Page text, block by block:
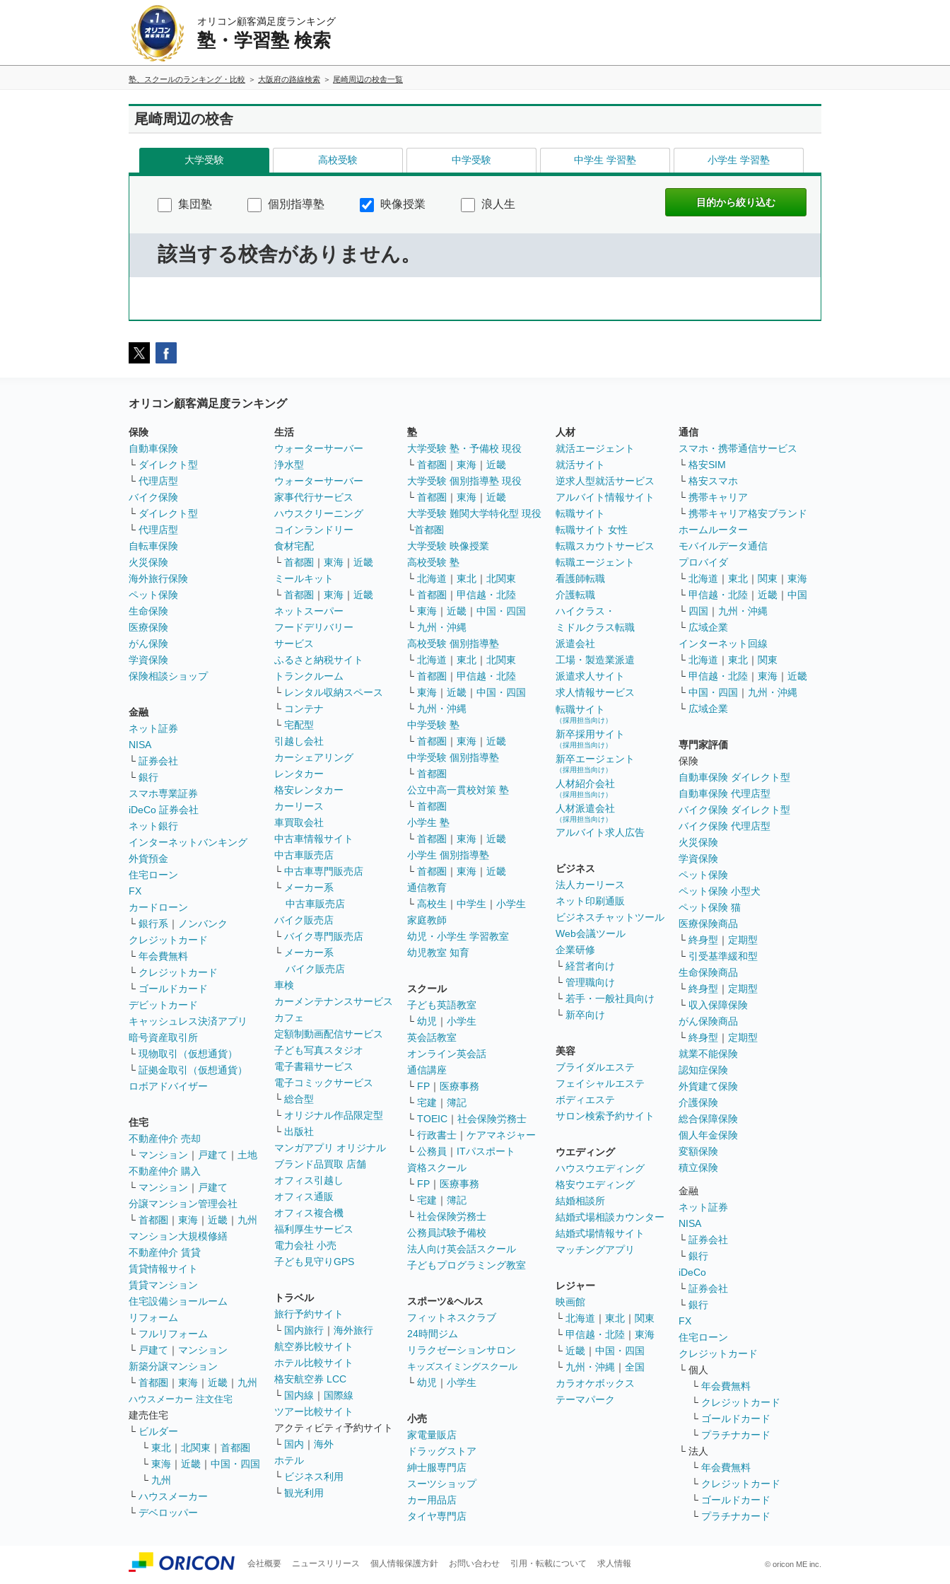
オリコン顧客満足度ランキング
塾・学習塾 検索
塾、スクールのランキング・比較 大阪府の路線検索 尾崎周辺の校舎一覧
尾崎周辺の校舎
大学受験 高校受験 中学受験 中学生 学習塾 小学生 学習塾
集団塾 個別指導塾 映像授業 浪人生
該当する校舎がありません。
オリコン顧客満足度ランキング
保険
自動車保険
└ ダイレクト型
└ 代理店型
バイク保険
└ ダイレクト型
└ 代理店型
自転車保険
火災保険
海外旅行保険
ペット保険
生命保険
医療保険
がん保険
学資保険
保険相談ショップ
金融
ネット証券
NISA
└ 証券会社
└ 銀行
スマホ専業証券
iDeCo 証券会社
ネット銀行
インターネットバンキング
外貨預金
住宅ローン
FX
カードローン
└ 銀行系 ｜
ノンバンク
クレジットカード
└ 年会費無料
└ クレジットカード
└ ゴールドカード
デビットカード
キャッシュレス決済アプリ
暗号資産取引所
└ 現物取引（仮想通貨）
└ 証拠金取引（仮想通貨）
ロボアドバイザー
住宅
不動産仲介 売却
└ マンション ｜ 戸建て ｜ 土地
不動産仲介 購入
└ マンション ｜ 戸建て
分譲マンション管理会社
└ 首都圏 ｜ 東海 ｜ 近畿 ｜ 九州
マンション大規模修繕
不動産仲介 賃貸
賃貸情報サイト
賃貸マンション
住宅設備ショールーム
リフォーム
└ フルリフォーム
└ 戸建て ｜ マンション
新築分譲マンション
└ 首都圏 ｜ 東海 ｜ 近畿 ｜ 九州
ハウスメーカー 注文住宅
建売住宅
└ ビルダー
└ 東北 ｜ 北関東 ｜ 首都圏
└ 東海 ｜ 近畿 ｜ 中国・四国
└ 九州
└ ハウスメーカー
└ デベロッパー
生活
ウォーターサーバー
浄水型
ウォーターサーバー
家事代行サービス
ハウスクリーニング
コインランドリー
食材宅配
└ 首都圏 ｜ 東海 ｜ 近畿
ミールキット
└ 首都圏 ｜ 東海 ｜ 近畿
ネットスーパー
フードデリバリー
サービス
ふるさと納税サイト
トランクルーム
└ レンタル収納スペース
└ コンテナ
└ 宅配型
引越し会社
カーシェアリング
レンタカー
格安レンタカー
カーリース
車買取会社
中古車情報サイト
中古車販売店
└ 中古車専門販売店
└ メーカー系
中古車販売店
バイク販売店
└ バイク専門販売店
└ メーカー系
バイク販売店
車検
カーメンテナンスサービス
カフェ
定額制動画配信サービス
子ども写真スタジオ
電子書籍サービス
電子コミックサービス
└ 総合型
└ オリジナル作品限定型
└ 出版社
マンガアプリ オリジナル
ブランド品買取 店舗
オフィス引越し
オフィス通販
オフィス複合機
福利厚生サービス
電力会社 小売
子ども見守りGPS
トラベル
旅行予約サイト
└ 国内旅行 ｜ 海外旅行
航空券比較サイト
ホテル比較サイト
格安航空券 LCC
└ 国内線 ｜ 国際線
ツアー比較サイト
アクティビティ予約サイト
└ 国内 ｜ 海外
ホテル
└ ビジネス利用
└ 観光利用
塾
大学受験 塾・予備校 現役
└ 首都圏 ｜ 東海 ｜ 近畿
大学受験 個別指導塾 現役
└ 首都圏 ｜ 東海 ｜ 近畿
大学受験 難関大学特化型 現役
└首都圏
大学受験 映像授業
高校受験 塾
└ 北海道 ｜ 東北 ｜ 北関東
└ 首都圏 ｜ 甲信越・北陸
└ 東海 ｜ 近畿 ｜ 中国・四国
└ 九州・沖縄
高校受験 個別指導塾
└ 北海道 ｜ 東北 ｜ 北関東
└ 首都圏 ｜ 甲信越・北陸
└ 東海 ｜ 近畿 ｜ 中国・四国
└ 九州・沖縄
中学受験 塾
└ 首都圏 ｜ 東海 ｜ 近畿
中学受験 個別指導塾
└ 首都圏
公立中高一貫校対策 塾
└ 首都圏
小学生 塾
└ 首都圏 ｜ 東海 ｜ 近畿
小学生 個別指導塾
└ 首都圏 ｜ 東海 ｜ 近畿
通信教育
└ 高校生 ｜ 中学生 ｜ 小学生
家庭教師
幼児・小学生 学習教室
幼児教室 知育
スクール
子ども英語教室
└ 幼児 ｜ 小学生
英会話教室
オンライン英会話
通信講座
└ FP ｜ 医療事務
└ 宅建 ｜ 簿記
└ TOEIC ｜ 社会保険労務士
└ 行政書士 ｜ ケアマネジャー
└ 公務員 ｜ ITパスポート
資格スクール
└ FP ｜ 医療事務
└ 宅建 ｜ 簿記
└ 社会保険労務士
公務員試験予備校
法人向け英会話スクール
子どもプログラミング教室
スポーツ&ヘルス
フィットネスクラブ
24時間ジム
リラクゼーションサロン
キッズスイミングスクール
└ 幼児 ｜ 小学生
小売
家電量販店
ドラッグストア
紳士服専門店
スーツショップ
カー用品店
タイヤ専門店
人材
就活エージェント
就活サイト
逆求人型就活サービス
アルバイト情報サイト
転職サイト
転職サイト 女性
転職スカウトサービス
転職エージェント
看護師転職
介護転職
ハイクラス・
ミドルクラス転職
派遣会社
工場・製造業派遣
派遣求人サイト
求人情報サービス
転職サイト
（採用担当向け）
新卒採用サイト
（採用担当向け）
新卒エージェント
（採用担当向け）
人材紹介会社
（採用担当向け）
人材派遣会社
（採用担当向け）
アルバイト求人広告
ビジネス
法人カーリース
ネット印刷通販
ビジネスチャットツール
Web会議ツール
企業研修
└ 経営者向け
└ 管理職向け
└ 若手・一般社員向け
└ 新卒向け
美容
ブライダルエステ
フェイシャルエステ
ボディエステ
サロン検索予約サイト
ウエディング
ハウスウエディング
格安ウエディング
結婚相談所
結婚式場相談カウンター
結婚式場情報サイト
マッチングアプリ
レジャー
映画館
└ 北海道 ｜ 東北 ｜ 関東
└ 甲信越・北陸 ｜ 東海
└ 近畿 ｜ 中国・四国
└ 九州・沖縄 ｜ 全国
カラオケボックス
テーマパーク
通信
スマホ・携帯通信サービス
└ 格安SIM
└ 格安スマホ
└ 携帯キャリア
└ 携帯キャリア格安ブランド
ホームルーター
モバイルデータ通信
プロバイダ
└ 北海道 ｜ 東北 ｜ 関東 ｜ 東海
└ 甲信越・北陸 ｜ 近畿 ｜ 中国
└ 四国 ｜ 九州・沖縄
└ 広域企業
インターネット回線
└ 北海道 ｜ 東北 ｜ 関東
└ 甲信越・北陸 ｜ 東海 ｜ 近畿
└ 中国・四国 ｜ 九州・沖縄
└ 広域企業
専門家評価
保険
自動車保険 ダイレクト型
自動車保険 代理店型
バイク保険 ダイレクト型
バイク保険 代理店型
火災保険
学資保険
ペット保険
ペット保険 小型犬
ペット保険 猫
医療保険商品
└ 終身型 ｜ 定期型
└ 引受基準緩和型
生命保険商品
└ 終身型 ｜ 定期型
└ 収入保障保険
がん保険商品
└ 終身型 ｜ 定期型
就業不能保険
認知症保険
外貨建て保険
介護保険
総合保障保険
個人年金保険
変額保険
積立保険
金融
ネット証券
NISA
└ 証券会社
└ 銀行
iDeCo
└ 証券会社
└ 銀行
FX
住宅ローン
クレジットカード
└ 個人
└ 年会費無料
└ クレジットカード
└ ゴールドカード
└ プラチナカード
└ 法人
└ 年会費無料
└ クレジットカード
└ ゴールドカード
└ プラチナカード
会社概要 ニュースリリース 個人情報保護方針 お問い合わせ 引用・転載について 求人情報 © oricon ME inc.